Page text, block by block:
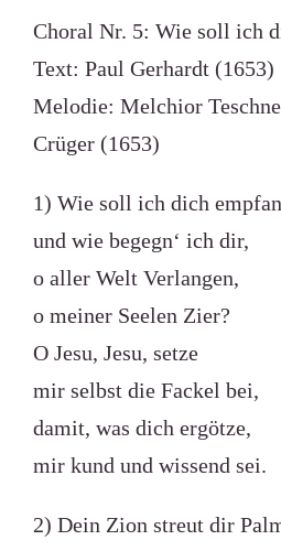
Choral Nr. 5: Wie soll ich
Text: Paul Gerhardt (1653)
Melodie: Melchior
Crüger (1653)
1) Wie soll ich dich
und wie begegn‘ ich dir,
o aller Welt Verlangen,
o meiner Seelen Zier?
O Jesu, Jesu, setze
mir selbst die Fackel bei,
damit, was dich ergötze,
mir kund und wissend sei.
2) Dein Zion streut dir